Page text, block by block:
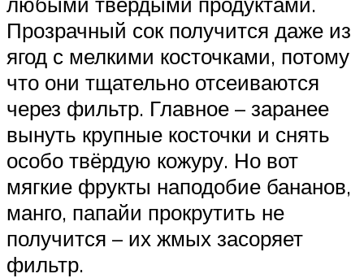
Прозрачный сок получится даже из
ягод с мелкими косточками, потому
что они тщательно отсеиваются
через фильтр. Главное – заранее
вынуть крупные косточки и снять
особо твёрдую кожуру. Но вот
мягкие фрукты наподобие бананов,
манго, папайи прокрутить не
получится – их жмых засоряет
фильтр.